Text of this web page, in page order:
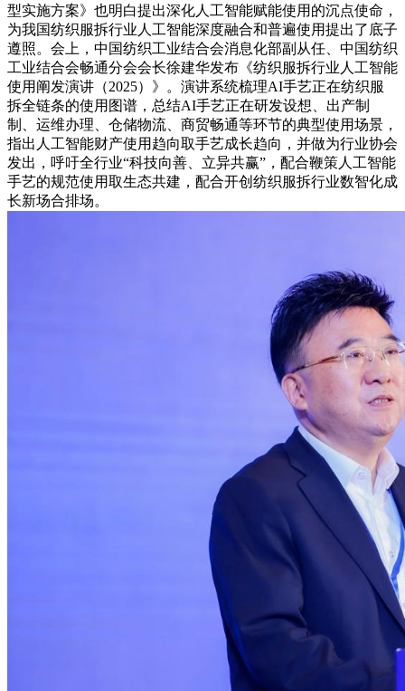
型实施方案》也明白提出深化人工智能赋能使用的沉点使命，
为我国纺织服拆行业人工智能深度融合和普遍使用提出了底子
遵照。会上，中国纺织工业结合会消息化部副从任、中国纺织
工业结合会畅通分会会长徐建华发布《纺织服拆行业人工智能
使用阐发演讲（2025）》。演讲系统梳理AI手艺正在纺织服
拆全链条的使用图谱，总结AI手艺正在研发设想、出产制
制、运维办理、仓储物流、商贸畅通等环节的典型使用场景，
指出人工智能财产使用趋向取手艺成长趋向，并做为行业协会
发出，呼吁全行业“科技向善、立异共赢”，配合鞭策人工智能
手艺的规范使用取生态共建，配合开创纺织服拆行业数智化成
长新场合排场。